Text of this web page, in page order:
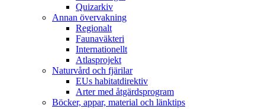
Quizarkiv
Annan övervakning
Regionalt
Faunaväkteri
Internationellt
Atlasprojekt
Naturvård och fjärilar
EUs habitatdirektiv
Arter med åtgärdsprogram
Böcker, appar, material och länktips